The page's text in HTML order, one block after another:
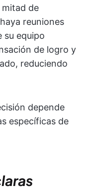
mitad de
reuniones
su equipo
de logro y
reduciendo
depende
específicas de